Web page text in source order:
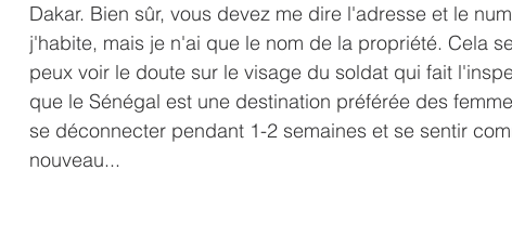
Dakar. Bien sûr, vous devez me dire l'adresse et le
j'habite, mais je n'ai que le nom de la propriété. Cela
peux voir le doute sur le visage du soldat qui fait
que le Sénégal est une destination préférée des
se déconnecter pendant 1-2 semaines et se sentir
nouveau...